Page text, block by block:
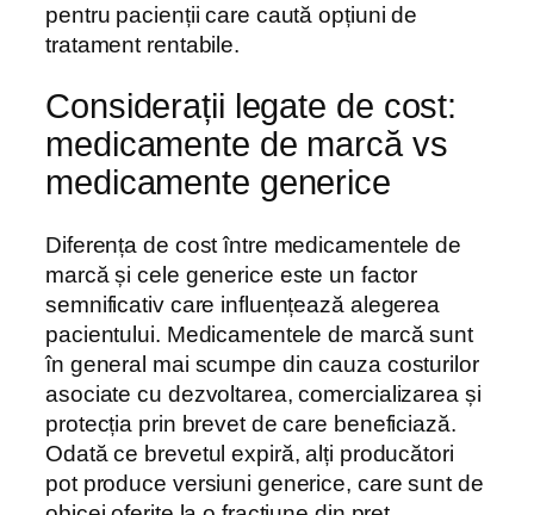
pentru pacienții care caută opțiuni de
tratament rentabile.
Considerații legate de cost:
medicamente de marcă vs
medicamente generice
Diferența de cost între medicamentele de
marcă și cele generice este un factor
semnificativ care influențează alegerea
pacientului. Medicamentele de marcă sunt
în general mai scumpe din cauza costurilor
asociate cu dezvoltarea, comercializarea și
protecția prin brevet de care beneficiază.
Odată ce brevetul expiră, alți producători
pot produce versiuni generice, care sunt de